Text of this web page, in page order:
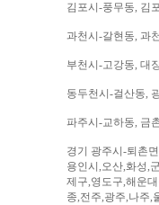
김포시-풍무동, 김
과천시-갈현동, 과
부천시-고강동, 대
동두천시-걸산동,
파주시-교하동, 금
경기 광주시-퇴촌
용인시,오산,화성,
제구,영도구,해운
종,전주,광주,나주,